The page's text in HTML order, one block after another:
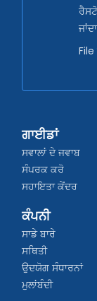
ਗਾਈਡਾਂ
ਸਵਾਲਾਂ ਦੇ ਜਵਾਬ
ਸੰਪਰਕ ਕਰੋ
ਸਹਾਇਤਾ ਕੇਂਦਰ
ਕੰਪਨੀ
ਸਾਡੇ ਬਾਰੇ
ਸਥਿਤੀ
ਉਦਯੋਗ ਸੰਧਾਰਨਾਂ
ਮੁਲਾਂਬੰਦੀ